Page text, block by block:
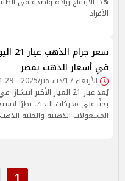
الأفراد
سعر
في أسعار الذهب بمصر
الأربعاء 17/ديسمبر/2025 - 11:29 ص
يُعد عيار 21 العيار الأكثر
بحثًا على محركات البحث، نظرًا
المشغولات الذهبية والجنيه الذهب